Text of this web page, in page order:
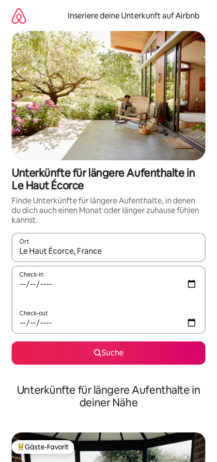
Inhalten
springen
Inseriere deine Unterkunft auf Airbnb
Unterkünfte für längere Aufenthalte in
Le Haut Écorce
Finde Unterkünfte für längere Aufenthalte, in denen
du dich auch einen Monat oder länger zuhause fühlen
kannst.
Ort
Wenn Ergebnisse verfügbar sind, navigiere mit den
Check-in
Check-out
Suche
Unterkünfte für längere Aufenthalte in
deiner Nähe
Beliebter Gäste-Favorit.
Gäste-Favorit